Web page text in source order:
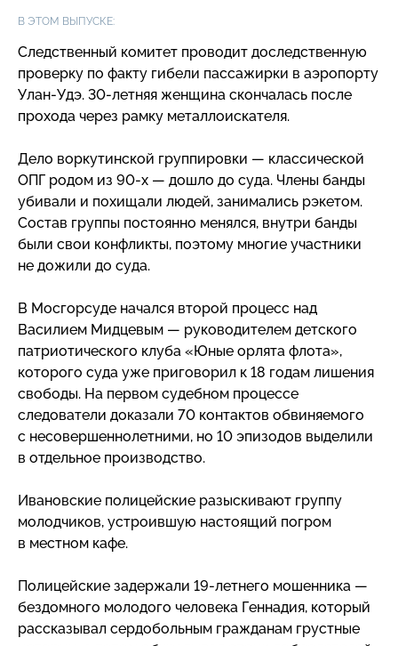
В ЭТОМ ВЫПУСКЕ:
Следственный комитет проводит доследственную
проверку по факту гибели пассажирки в аэропорту
Улан-Удэ. 30-летняя женщина скончалась после
прохода через рамку металлоискателя.
Дело воркутинской группировки — классической
ОПГ родом из 90-х — дошло до суда. Члены банды
убивали и похищали людей, занимались рэкетом.
Состав группы постоянно менялся, внутри банды
были свои конфликты, поэтому многие участники
не дожили до суда.
В Мосгорсуде начался второй процесс над
Василием Мидцевым — руководителем детского
патриотического клуба «Юные орлята флота»,
которого суда уже приговорил к 18 годам лишения
свободы. На первом судебном процессе
следователи доказали 70 контактов обвиняемого
с несовершеннолетними, но 10 эпизодов выделили
в отдельное производство.
Ивановские полицейские разыскивают группу
молодчиков, устроившую настоящий погром
в местном кафе.
Полицейские задержали 19-летнего мошенника —
бездомного молодого человека Геннадия, который
рассказывал сердобольным гражданам грустные